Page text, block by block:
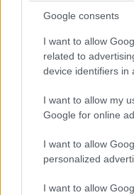
Google consents
I want to allow
related to
device identifiers in
I want to allow my
Google for online
I want to allow
personalized
I want to allow
Η ΠΟΕ για τη μαύρη
εισβολή στην
μπορούν να γίνουν
20/07/2026 - 11:40πμ